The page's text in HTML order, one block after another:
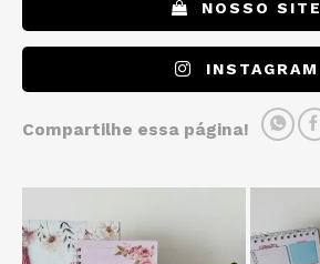
NOSSO SITE
INSTAGRAM
Compartilhe essa página!